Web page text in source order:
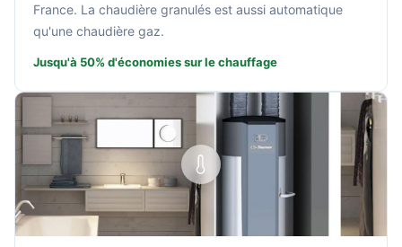
France. La chaudière granulés est aussi automatique
qu'une chaudière gaz.
Jusqu'à 50% d'économies sur le chauffage